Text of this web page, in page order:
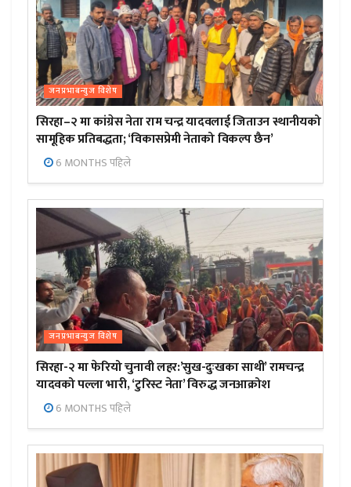
जनप्रभाबन्युज विशेष
सिरहा–२ मा कांग्रेस नेता राम चन्द्र यादवलाई जिताउन स्थानीयको
सामूहिक प्रतिबद्धता; ‘विकासप्रेमी नेताको विकल्प छैन’
6 MONTHS पहिले
जनप्रभाबन्युज विशेष
सिरहा-२ मा फेरियो चुनावी लहर:’सुख-दुःखका साथी’ रामचन्द्र
यादवको पल्ला भारी, ‘टुरिस्ट नेता’ विरुद्ध जनआक्रोश
6 MONTHS पहिले